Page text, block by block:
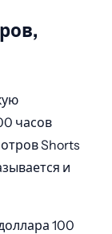
часов
Shorts
и
100